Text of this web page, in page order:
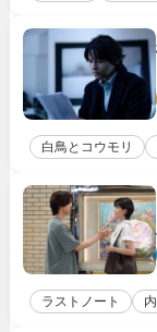
白鳥とコウモリ
ラストノート